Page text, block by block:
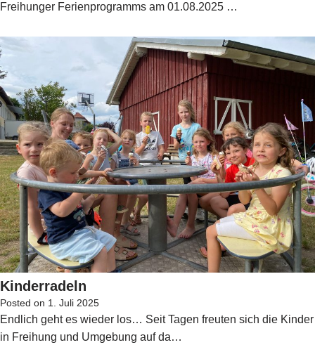
Freihunger Ferienprogramms am 01.08.2025 …
Kinderradeln
Posted on 1. Juli 2025
Endlich geht es wieder los… Seit Tagen freuten sich die Kinder
in Freihung und Umgebung auf da…